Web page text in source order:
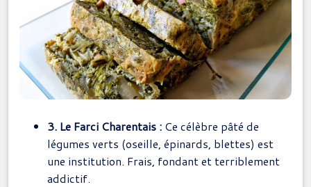
3. Le Farci Charentais : Ce célèbre pâté de
légumes verts (oseille, épinards, blettes) est
une institution. Frais, fondant et terriblement
addictif.